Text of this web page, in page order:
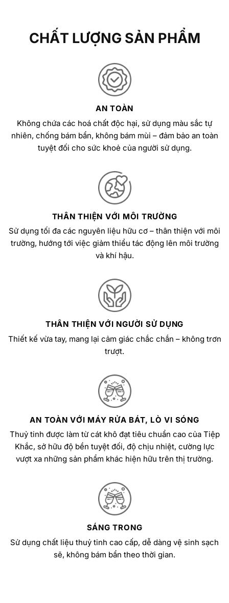
CHẤT LƯỢNG SẢN PHẨM
AN TOÀN
Không chứa các hoá chất độc hại, sử dụng màu sắc tự
nhiên, chống bám bẩn, không bám mùi – đảm bảo an toàn
tuyệt đối cho sức khoẻ của người sử dụng.
THÂN THIỆN VỚI MÔI TRƯỜNG
Sử dụng tối đa các nguyên liệu hữu cơ – thân thiện với môi
trường, hướng tới việc giảm thiểu tác động lên môi trường
và khí hậu.
THÂN THIỆN VỚI NGƯỜI SỬ DỤNG
Thiết kế vừa tay, mang lại cảm giác chắc chắn – không trơn
trượt.
AN TOÀN VỚI MÁY RỬA BÁT, LÒ VI SÓNG
Thuỷ tinh được làm từ cát khô đạt tiêu chuẩn cao của Tiệp
Khắc, sở hữu độ bền tuyệt đối, độ chịu nhiệt, cường lực
vượt xa những sản phẩm khác hiện hữu trên thị trường.
SÁNG TRONG
Sử dụng chất liệu thuỷ tinh cao cấp, dễ dàng vệ sinh sạch
sẽ, không bám bẩn theo thời gian.